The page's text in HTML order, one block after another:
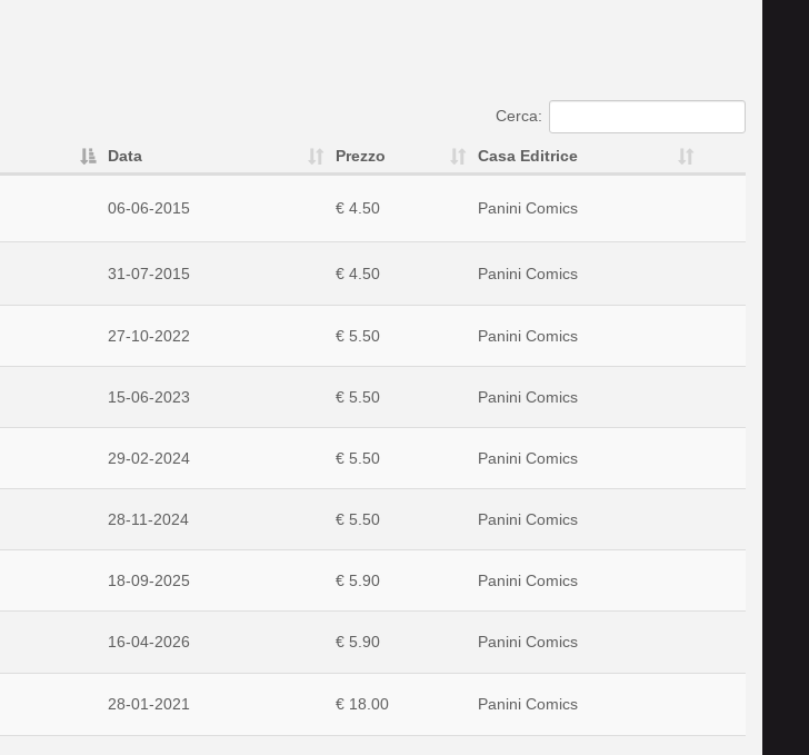
Cerca:
Data Prezzo Casa Editrice
06-06-2015 € 4.50 Panini Comics
31-07-2015 € 4.50 Panini Comics
27-10-2022 € 5.50 Panini Comics
15-06-2023 € 5.50 Panini Comics
29-02-2024 € 5.50 Panini Comics
28-11-2024 € 5.50 Panini Comics
18-09-2025 € 5.90 Panini Comics
16-04-2026 € 5.90 Panini Comics
28-01-2021 € 18.00 Panini Comics